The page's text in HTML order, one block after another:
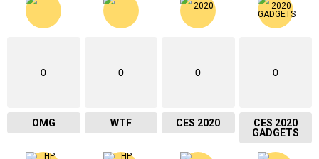
0
OMG
0
WTF
0
CES 2020
0
CES 2020
GADGETS